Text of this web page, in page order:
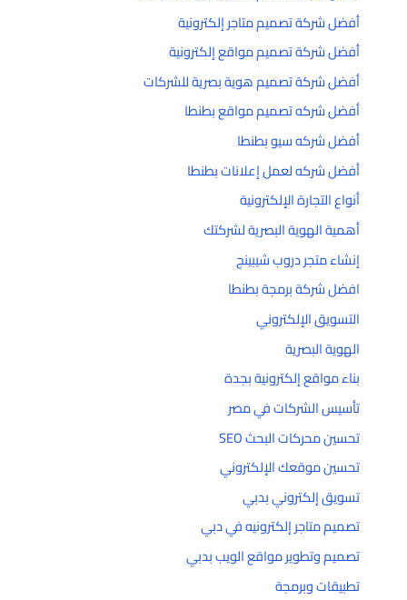
أفضل شركة تصميم متاجر إلكترونية
أفضل شركة تصميم مواقع إلكترونية
أفضل شركة تصميم هوية بصرية للشركات
أفضل شركه تصميم مواقع بطنطا
أفضل شركه سيو بطنطا
أفضل شركه لعمل إعلانات بطنطا
أنواع التجارة الإلكترونية
أهمية الهوية البصرية لشركتك
إنشاء متجر دروب شيبينج
افضل شركة برمجة بطنطا
التسويق الإلكتروني
الهوية البصرية
بناء مواقع إلكترونية بجدة
تأسيس الشركات في مصر
تحسين محركات البحث SEO
تحسين موقعك الإلكتروني
تسويق إلكتروني بدبي
تصميم متاجر إلكترونيه في دبي
تصميم وتطوير مواقع الويب بدبي
تطبيقات وبرمجة